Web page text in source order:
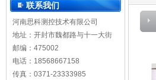
联系我们
河南思科测控技术有限公司
地址：开封市魏都路与十一大街
邮编：475002
电话：18568667158
传真：0371-23333985